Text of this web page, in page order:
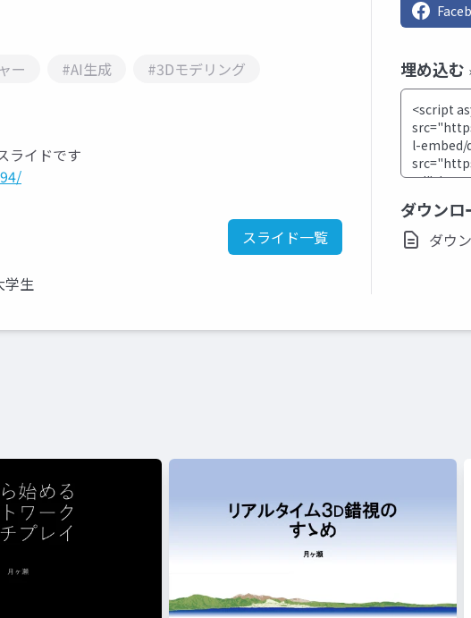
ー #AI生成 #3Dモデリング
ライドです
スライド一覧
学生
埋め込む
ダウンロ
ダウ